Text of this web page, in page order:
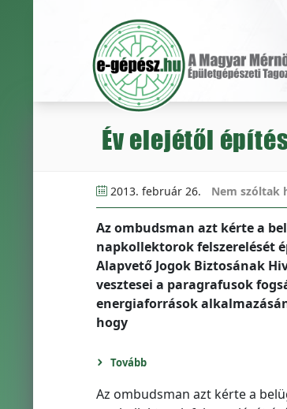
Év elejétől
2013. február 26. Nem szóltak
Az ombudsman azt kérte a
napkollektorok felszerelését
Alapvető Jogok Biztosának
vesztesei a paragrafusok
energiaforrások
hogy
Tovább
Az ombudsman azt kérte a